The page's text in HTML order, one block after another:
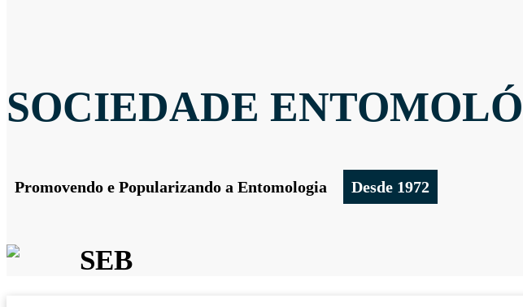
SOCIEDADE
Promovendo e Popularizando a Entomologia Desde 1972
SEB